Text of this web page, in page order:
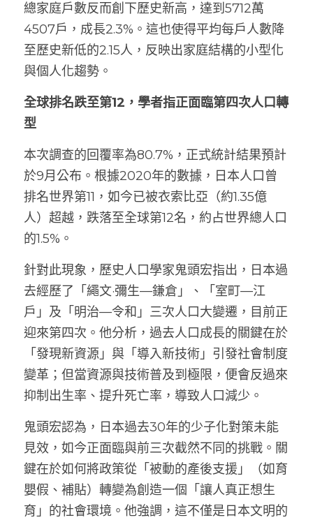
總家庭戶數反而創下歷史新高，達到5712萬
4507戶，成長2.3%。這也使得平均每戶人數降
至歷史新低的2.15人，反映出家庭結構的小型化
與個人化趨勢。
全球排名跌至第12，學者指正面臨第四次人口轉
型
本次調查的回覆率為80.7%，正式統計結果預計
於9月公布。根據2020年的數據，日本人口曾
排名世界第11，如今已被衣索比亞（約1.35億
人）超越，跌落至全球第12名，約占世界總人口
的1.5%。
針對此現象，歷史人口學家鬼頭宏指出，日本過
去經歷了「繩文·彌生—鎌倉」、「室町—江
戶」及「明治—令和」三次人口大變遷，目前正
迎來第四次。他分析，過去人口成長的關鍵在於
「發現新資源」與「導入新技術」引發社會制度
變革；但當資源與技術普及到極限，便會反過來
抑制出生率、提升死亡率，導致人口減少。
鬼頭宏認為，日本過去30年的少子化對策未能
見效，如今正面臨與前三次截然不同的挑戰。關
鍵在於如何將政策從「被動的產後支援」（如育
嬰假、補貼）轉變為創造一個「讓人真正想生
育」的社會環境。他強調，這不僅是日本文明的